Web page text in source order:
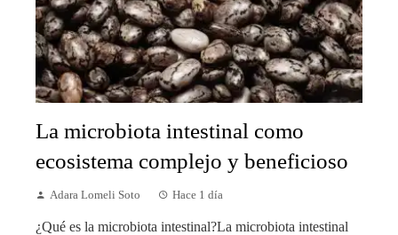
La microbiota intestinal como
ecosistema complejo y beneficioso
Adara Lomeli Soto Hace 1 día
¿Qué es la microbiota intestinal?La microbiota intestinal